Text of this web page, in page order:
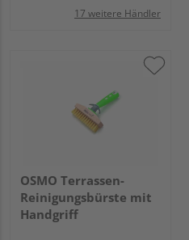
17 weitere Händler
OSMO Terrassen-
Reinigungsbürste mit
Handgriff